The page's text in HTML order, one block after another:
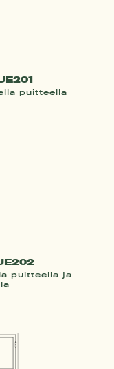
puitteella
puitteella ja